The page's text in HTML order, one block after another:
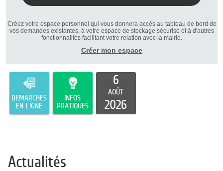
Créez votre espace personnel qui vous donnera accès au tableau de bord de
vos demandes existantes, à votre espace de stockage sécurisé et à d'autres
fonctionnalités facilitant votre relation avec la mairie.
Créer mon espace
DEMARCHES
EN LIGNE
INFOS
PRATIQUES
6
AOÛT
2026
Actualités